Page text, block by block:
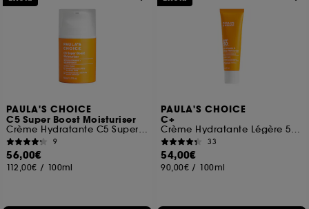
PAULA'S CHOICE
C5 Super Boost Moisturiser
Crème Hydratante C5 Super Boost
9
56,00€
112,00€ / 100ml
PAULA'S CHOICE
C+
Crème Hydratante Légère 5 % Vitamine C SPF 50
33
54,00€
90,00€ / 100ml